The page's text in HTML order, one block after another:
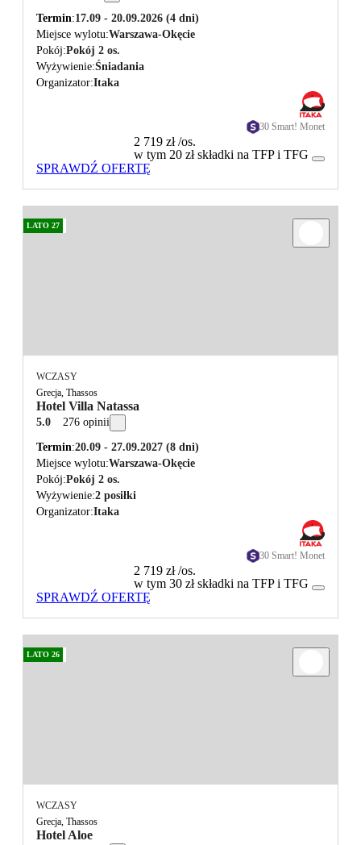
Termin 17.09 - 20.09.2026 (4 dni)
Miejsce wylotu Warszawa-Okęcie
Pokój Pokój 2 os.
Wyżywienie Śniadania
Organizator Itaka
30 Smart! Monet
2 719 zł/os.
w tym 20 zł składki na TFP i TFG
SPRAWDŹ OFERTĘ
LATO 27
WCZASY
Grecja, Thassos
Hotel Villa Natassa
5.0 276 opinii
Termin 20.09 - 27.09.2027 (8 dni)
Miejsce wylotu Warszawa-Okęcie
Pokój Pokój 2 os.
Wyżywienie 2 posiłki
Organizator Itaka
30 Smart! Monet
2 719 zł/os.
w tym 30 zł składki na TFP i TFG
SPRAWDŹ OFERTĘ
LATO 26
WCZASY
Grecja, Thassos
Hotel Aloe